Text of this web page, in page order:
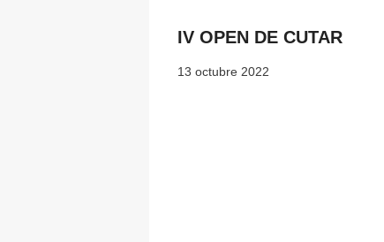
IV OPEN DE CUTAR
13 octubre 2022